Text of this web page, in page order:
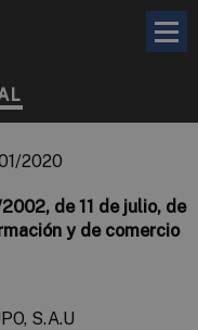
2020
de 11 de julio, de
y de comercio
S.A.U